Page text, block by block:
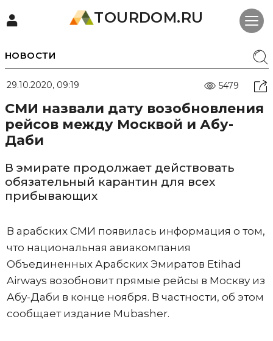
TOURDOM.RU
НОВОСТИ
29.10.2020, 09:19 5479
СМИ назвали дату возобновления
рейсов между Москвой и Абу-
Даби
В эмирате продолжает действовать
обязательный карантин для всех
прибывающих
В арабских СМИ появилась информация о том,
что национальная авиакомпания
Объединенных Арабских Эмиратов Etihad
Airways возобновит прямые рейсы в Москву из
Абу-Даби в конце ноября. В частности, об этом
сообщает издание Mubasher.